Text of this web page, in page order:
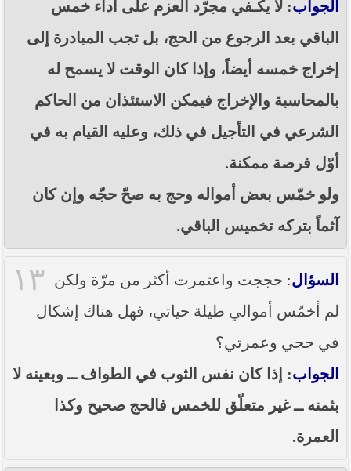
الجواب: لا يكـفي مجرّد العزم على أداء خمس
الباقي بعد الرجوع من الحج، بل تجب المبادرة إلى
إخراج خمسه أيضاً، وإذا كان الوقت لا يسمح له
بالمحاسبة والإخراج فيمكن الاستئذان من الحاكم
الشرعي في التأجيل في ذلك، وعليه القيام به في
أوّل فرصة ممكنة.
ولو خمّس بعض أمواله وحج به صحّ حجّه وإن كان
آثماً بتركه تخميس الباقي.
١٣ السؤال: حججت واعتمرت أكثر من مرّة ولكن
لم أخمّس أموالي طيلة حياتي، فهل هناك إشكال
في حجي وعمرتي؟
الجواب: إذا كان نفس الثوب في الطواف ــ وبعينه لا
بثمنه ــ غير متعلّق للخمس فالحج صحيح وكذا
العمرة.